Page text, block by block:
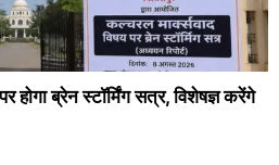
होगा ब्रेन स्टॉर्मिंग सत्र, विशेषज्ञ करेंगे